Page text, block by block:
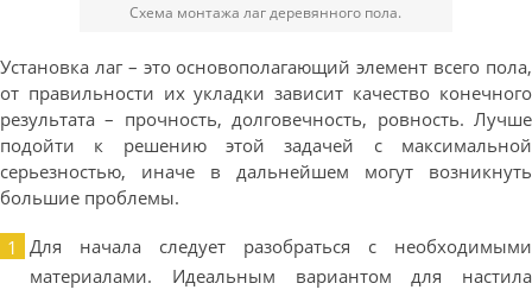
Схема монтажа лаг деревянного пола.
Установка лаг – это основополагающий элемент всего пола,
от правильности их укладки зависит качество конечного
результата – прочность, долговечность, ровность. Лучше
подойти к решению этой задачей с максимальной
серьезностью, иначе в дальнейшем могут возникнуть
большие проблемы.
Для начала следует разобраться с необходимыми
материалами. Идеальным вариантом для настила